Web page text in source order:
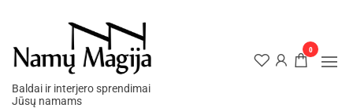
Baldai ir interjero sprendimai
Jūsų namams
0